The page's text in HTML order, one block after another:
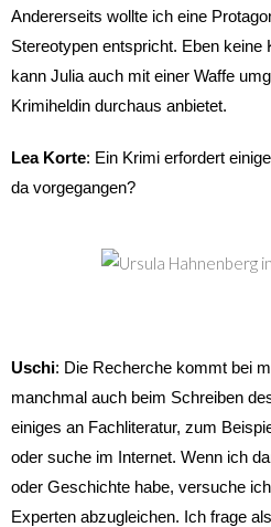
Andererseits wollte ich eine
Stereotypen entspricht. Eben
kann Julia auch mit einer Waffe
Krimiheldin durchaus anbietet.
Lea Korte: Ein Krimi erfordert
da vorgegangen?
Uschi: Die Recherche kommt bei
manchmal auch beim Schreiben
einiges an Fachliteratur, zum
oder suche im Internet. Wenn ich
oder Geschichte habe, versuche
Experten abzugleichen. Ich frage